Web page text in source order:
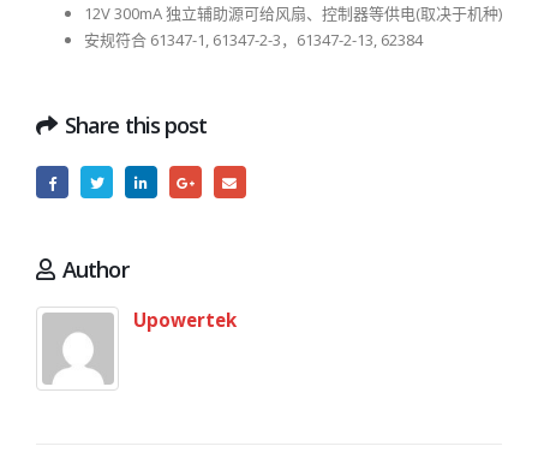
12V 300mA 独立辅助源可给风扇、控制器等供电(取决于机种)
安规符合 61347-1, 61347-2-3，61347-2-13, 62384
Share this post
Author
Upowertek